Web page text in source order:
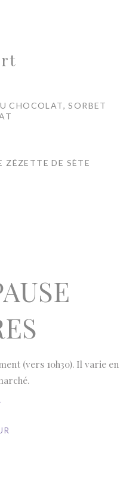
CHOCOLAT, SORBET
ZÉZETTE DE SÈTE
(vers 10h30). Il varie en